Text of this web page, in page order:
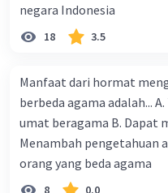
negara Indonesia
18 3.5
Manfaat dari hormat
berbeda agama adalah... A. Tercipta kerukunan antara
umat beragama B. Dapat
Menambah pengetahuan
orang yang beda agama
8 0.0